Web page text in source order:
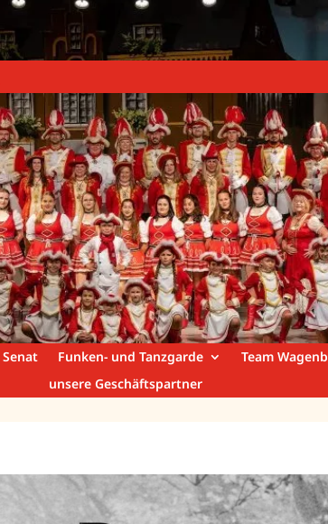
Senat Funken- und Tanzgarde
Team
unsere Geschäftspartner